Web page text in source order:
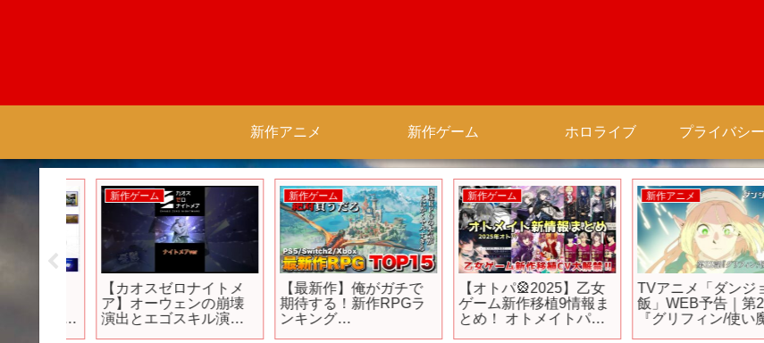
新作アニメ 新作ゲーム ホロライブ
新作ゲーム
【カオスゼロナイトメ
ア】オーウェンの崩壊
演出とエゴスキル演出#
新作ゲーム
【最新作】俺がガチで
期待する！新作RPGラ
ンキング
新作ゲーム
【オトパ🎡2025】乙女
ゲーム新作移植9情報ま
とめ！ オトメイトパー
新作アニメ
TVアニメ「ダンジョン
飯」WEB予告｜第22話
『グリフィン/使い魔』